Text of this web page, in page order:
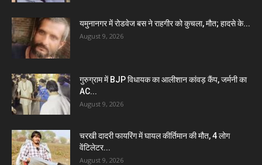
यमुनानगर में रोडवेज बस ने राहगीर को कुचला, मौत; हादसे के...
August 9, 2026
गुरुग्राम में BJP विधायक का आलीशान कांवड़ कैंप, जर्मनी का
AC...
August 9, 2026
चरखी दादरी फायरिंग में घायल कीर्तिमान की मौत, 4 लोग
वेंटिलेटर...
August 9, 2026